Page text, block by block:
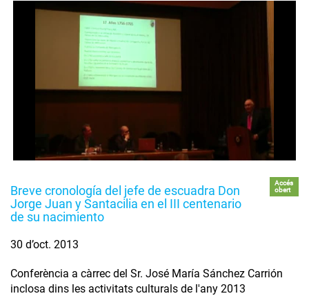
Breve cronología del jefe de escuadra Don
Jorge Juan y Santacilia en el III centenario
de su nacimiento
Accés
obert
30 d’oct. 2013
Conferència a càrrec del Sr. José María Sánchez Carrión
inclosa dins les activitats culturals de l'any 2013